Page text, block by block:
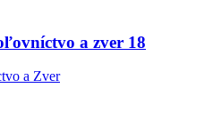
a zver 18
a Zver